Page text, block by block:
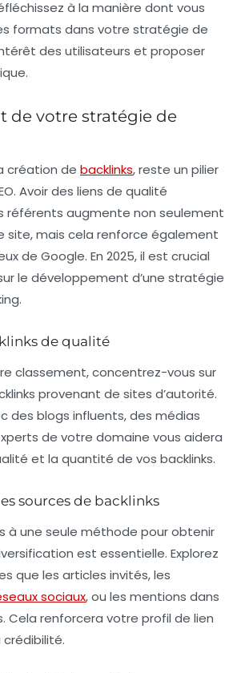
à la manière dont vous
formats dans votre stratégie de
des utilisateurs et proposer
de votre stratégie de
création de backlinks, reste un pilier
Avoir des liens de qualité
référents augmente non seulement
site, mais cela renforce également
de Google. En 2025, il est crucial
le développement d’une stratégie
de qualité
classement, concentrez-vous sur
provenant de sites d’autorité.
des blogs influents, des médias
de votre domaine vous aidera
et la quantité de vos backlinks.
sources de backlinks
à une seule méthode pour obtenir
est essentielle. Explorez
que les articles invités, les
sociaux, ou les mentions dans
Cela renforcera votre profil de lien